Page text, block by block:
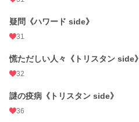
疑問《ハワード side》
31
慌ただしい人々《トリスタン side》
32
謎の疫病《トリスタン side》
36